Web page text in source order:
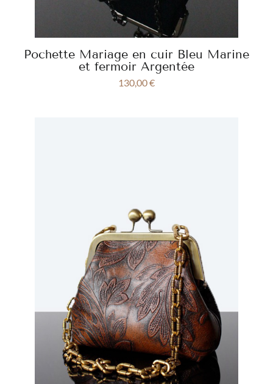
Pochette Mariage en cuir Bleu Marine
et fermoir Argentée
130,00€